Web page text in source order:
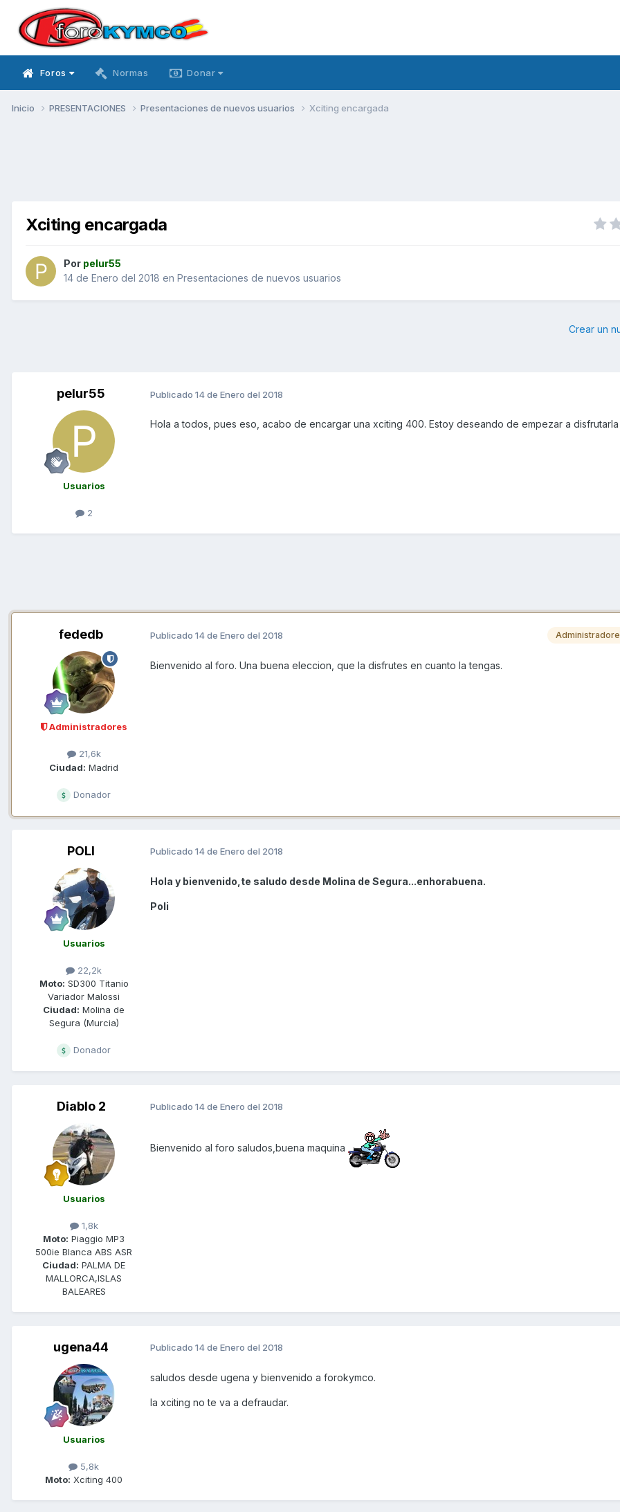
Foros Normas Donar
Inicio PRESENTACIONES Presentaciones de nuevos usuarios Xciting encargada
Xciting encargada
Por pelur55
14 de Enero del 2018 en Presentaciones de nuevos usuarios
Crear un
pelur55
Usuarios
2
Publicado 14 de Enero del 2018
Hola a todos, pues eso, acabo de encargar una xciting 400. Estoy deseando de empezar a
fededb
Administradores
21,6k
Ciudad: Madrid
Donador
Publicado 14 de Enero del 2018
Bienvenido al foro. Una buena eleccion, que la disfrutes en cuanto la tengas.
POLI
Usuarios
22,2k
Moto: SD300 Titanio
Variador Malossi
Ciudad: Molina de
Segura (Murcia)
Donador
Publicado 14 de Enero del 2018
Hola y bienvenido,te saludo desde Molina de Segura...enhorabuena.
Poli
Diablo 2
Usuarios
1,8k
Moto: Piaggio MP3
500ie Blanca ABS ASR
Ciudad: PALMA DE
MALLORCA,ISLAS
BALEARES
Publicado 14 de Enero del 2018
Bienvenido al foro saludos,buena maquina
ugena44
Usuarios
5,8k
Moto: Xciting 400
Publicado 14 de Enero del 2018
saludos desde ugena y bienvenido a forokymco.
la xciting no te va a defraudar.